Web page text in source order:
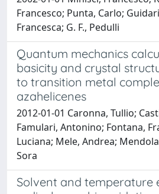
Francesco; Punta, Carlo;
Francesca; G. F., Pedulli
Quantum mechanics
basicity and crystal
to transition metal
azahelicenes
2012-01-01 Caronna, Tullio;
Famulari, Antonino; Fontana,
Luciana; Mele, Andrea;
Sora
Solvent and temperature